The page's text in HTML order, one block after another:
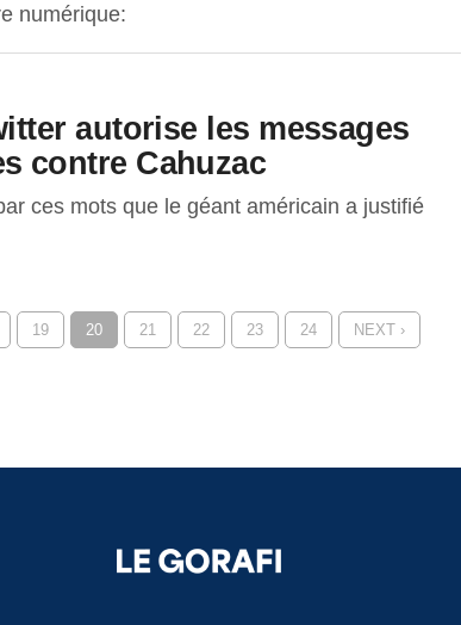
numérique:
autorise les messages
contre Cahuzac
ces mots que le géant américain a justifié
19 20 21 22 23 24 NEXT ›